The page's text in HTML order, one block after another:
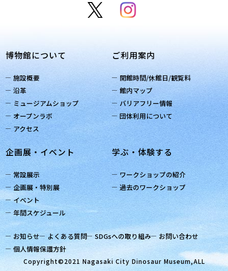
博物館について
施設概要
沿革
ミュージアムショップ
オープンラボ
アクセス
ご利用案内
開館時間/休館日/観覧料
館内マップ
バリアフリー情報
団体利用について
企画展・イベント
常設展示
企画展・特別展
イベント
年間スケジュール
学ぶ・体験する
ワークショップの紹介
過去のワークショップ
お知らせ よくある質問 SDGsへの取り組み
お問い合わせ
個人情報保護方針
Copyright©2021 Nagasaki City Dinosaur Museum,ALL